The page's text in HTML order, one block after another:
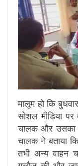
मालूम हो कि
सोशल मीडिया
चालक और उसका
चालक ने बताया
तभी अन्य वाहन